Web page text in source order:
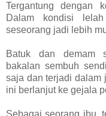
Tergantung dengan
Dalam kondisi
seseorang jadi lebih
Batuk dan demam
bakalan sembuh
saja dan terjadi dalam
ini berlanjut ke gejala